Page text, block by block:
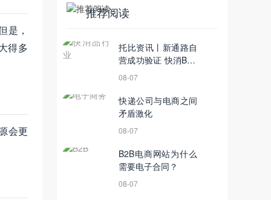
是，
得多
会更
推荐阅读
托比资讯丨新通路自
营成功验证 快消B2B
迎新一轮厮杀
08-07
快递公司与电商之间
矛盾激化
08-07
B2B电商网站为什么
需要电子合同？
08-07